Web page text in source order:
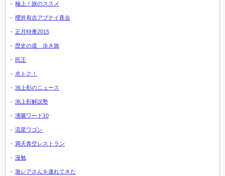
極上！旅のススメ
櫻井有吉アブナイ夜会
正月特番2015
歴史の道 歩き旅
民王
水トク！
池上彰のニュース
池上彰解説塾
沸騰ワード10
流星ワゴン
満天青空レストラン
漫勉
激レアさんを連れてきた